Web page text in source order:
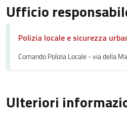
Ufficio
Polizia locale e sicurezza
Comando Polizia Locale - via della
Ulteriori